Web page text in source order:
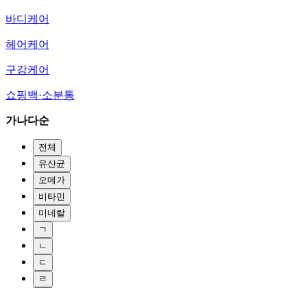
바디케어
헤어케어
구강케어
쇼핑백·소분통
가나다순
전체
유산균
오메가
비타민
미네랄
ㄱ
ㄴ
ㄷ
ㄹ